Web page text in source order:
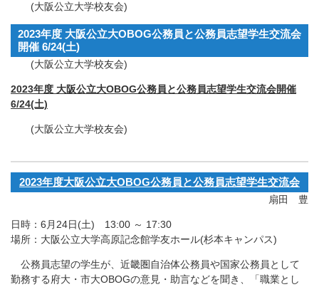
(大阪公立大学校友会)
2023年度 大阪公立大OBOG公務員と公務員志望学生交流会
開催 6/24(土)
(大阪公立大学校友会)
2023年度 大阪公立大OBOG公務員と公務員志望学生交流会開催
6/24(土)
(大阪公立大学校友会)
2023年度大阪公立大OBOG公務員と公務員志望学生交流会
扇田 豊
日時：6月24日(土) 13:00 ～ 17:30
場所：大阪公立大学高原記念館学友ホール(杉本キャンパス)
公務員志望の学生が、近畿圏自治体公務員や国家公務員として
勤務する府大・市大OBOGの意見・助言などを聞き、「職業とし